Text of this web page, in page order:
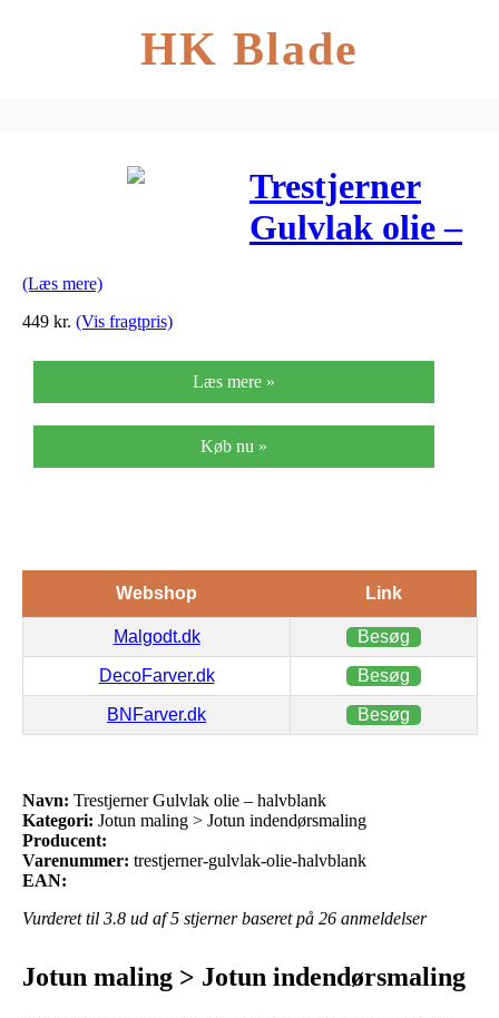
HK Blade
Trestjerner
Gulvlak olie –
(Læs mere)
449 kr. (Vis fragtpris)
Læs mere »
Køb nu »
Webshop Link
Malgodt.dk Besøg
DecoFarver.dk Besøg
BNFarver.dk Besøg
Navn: Trestjerner Gulvlak olie – halvblank
Kategori: Jotun maling > Jotun indendørsmaling
Producent:
Varenummer: trestjerner-gulvlak-olie-halvblank
EAN:
Vurderet til 3.8 ud af 5 stjerner baseret på 26 anmeldelser
Jotun maling > Jotun indendørsmaling